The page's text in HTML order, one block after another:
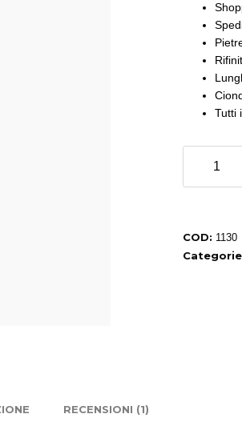
Tutti
FORTUNA
COD: 1130
RECENSIONI (1)